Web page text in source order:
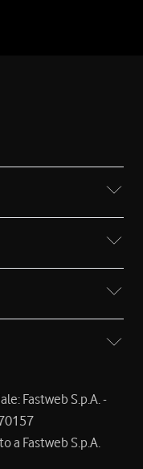
Fastweb S.p.A. -
a Fastweb S.p.A.